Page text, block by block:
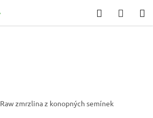
Hledat
KOŠÍK
Raw zmrzlina z konopných semínek